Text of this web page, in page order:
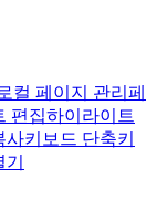
컬 페이지 관리 페
편집하이라이트
사키보드 단축키